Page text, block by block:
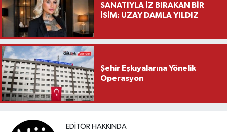
SANATIYLA İZ BIRAKAN BİR
İSİM: UZAY DAMLA YILDIZ
Şehir Eşkıyalarına Yönelik
Operasyon
EDITÖR HAKKINDA